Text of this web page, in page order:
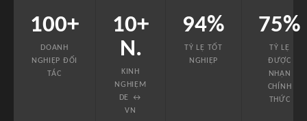
100+
DOANH
NGHIỆP ĐỐI
TÁC
10+
N.
KINH
NGHIỆM
DE ↔
VN
94%
TỶ LỆ TỐT
NGHIỆP
75%
TỶ LỆ
ĐƯỢC
NHẬN
CHÍNH
THỨC